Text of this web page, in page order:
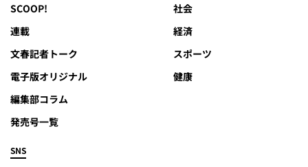
SCOOP!
連載
文春記者トーク
電子版オリジナル
編集部コラム
発売号一覧
社会
経済
スポーツ
健康
SNS